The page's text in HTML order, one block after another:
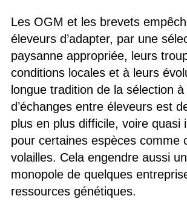
Les OGM et les brevets
éleveurs d’adapter, par une
paysanne appropriée, leurs
conditions locales et à leurs
longue tradition de la sélection
d’échanges entre éleveurs est
plus en plus difficile, voire quasi
pour certaines espèces comme
volailles. Cela engendre aussi
monopole de quelques
ressources génétiques.